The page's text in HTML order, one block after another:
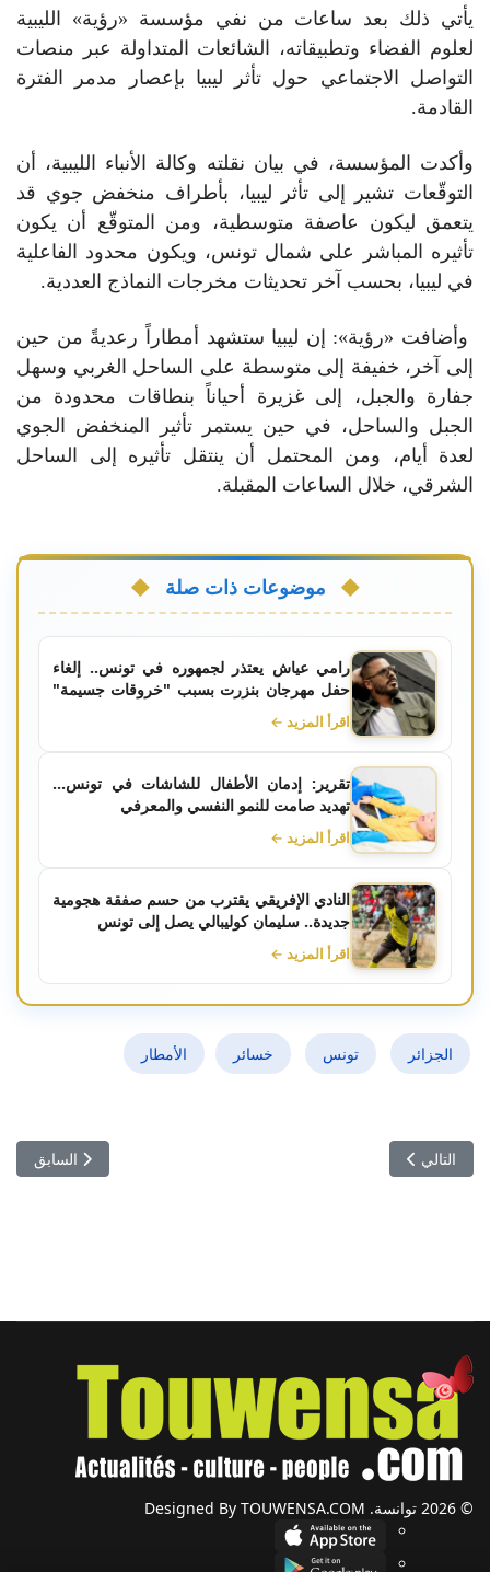
يأتي ذلك بعد ساعات من نفي مؤسسة «رؤية» الليبية
لعلوم الفضاء وتطبيقاته، الشائعات المتداولة عبر منصات
التواصل الاجتماعي حول تأثر ليبيا بإعصار مدمر الفترة
القادمة.
وأكدت المؤسسة، في بيان نقلته وكالة الأنباء الليبية، أن
التوقّعات تشير إلى تأثر ليبيا، بأطراف منخفض جوي قد
يتعمق ليكون عاصفة متوسطية، ومن المتوقّع أن يكون
تأثيره المباشر على شمال تونس، ويكون محدود الفاعلية
في ليبيا، بحسب آخر تحديثات مخرجات النماذج العددية.
وأضافت «رؤية»: إن ليبيا ستشهد أمطاراً رعديةً من حين
إلى آخر، خفيفة إلى متوسطة على الساحل الغربي وسهل
جفارة والجبل، إلى غزيرة أحياناً بنطاقات محدودة من
الجبل والساحل، في حين يستمر تأثير المنخفض الجوي
لعدة أيام، ومن المحتمل أن ينتقل تأثيره إلى الساحل
الشرقي، خلال الساعات المقبلة.
موضوعات ذات صلة
رامي عياش يعتذر لجمهوره في تونس.. إلغاء
حفل مهرجان بنزرت بسبب "خروقات جسيمة"
من المتعهد
اقرأ المزيد ←
تقرير: إدمان الأطفال للشاشات في تونس...
تهديد صامت للنمو النفسي والمعرفي
اقرأ المزيد ←
النادي الإفريقي يقترب من حسم صفقة هجومية
جديدة.. سليمان كوليبالي يصل إلى تونس
اقرأ المزيد ←
الجزائر تونس خسائر الأمطار
المقال السابق:
السابق
المقال التالي: البرهان يعلن حالة الطوارئ وحل مجلس السيادة والحكومة
التالي
© 2026 توانسة. Designed By TOUWENSA.COM